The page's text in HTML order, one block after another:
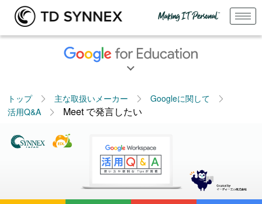
トップ 主な取扱いメーカー
Googleに関して
活用Q&A
Meet で発言したい